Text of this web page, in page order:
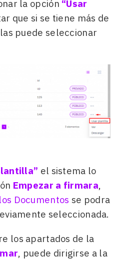
la opción “Usar
que si se tiene más de
puede seleccionar
el sistema lo
Empezar a firmara,
Documentos se podra
seleccionada.
los apartados de la
, puede dirigirse a la